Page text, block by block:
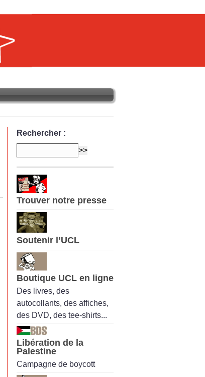
Rechercher :
Trouver notre presse
Soutenir l’UCL
Boutique UCL en ligne
Des livres, des
autocollants, des affiches,
des DVD, des tee-shirts...
Libération de la
Palestine
Campagne de boycott